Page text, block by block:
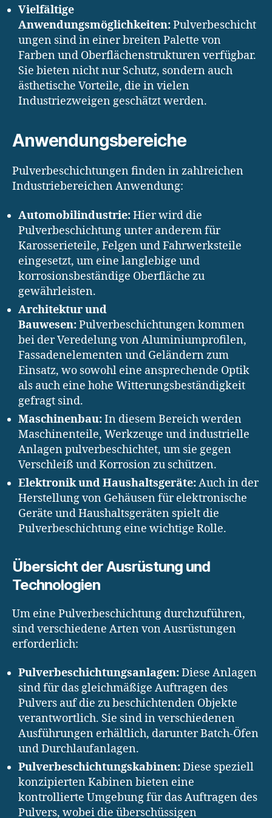
Vielfältige
Anwendungsmöglichkeiten:Pulverbeschicht
ungen sind in einer breiten Palette von
Farben und Oberflächenstrukturen verfügbar.
Sie bieten nicht nur Schutz, sondern auch
ästhetische Vorteile, die in vielen
Industriezweigen geschätzt werden.
Anwendungsbereiche
Pulverbeschichtungen finden in zahlreichen
Industriebereichen Anwendung:
Automobilindustrie:Hier wird die
Pulverbeschichtung unter anderem für
Karosserieteile, Felgen und Fahrwerksteile
eingesetzt, um eine langlebige und
korrosionsbeständige Oberfläche zu
gewährleisten.
Architektur und
Bauwesen:Pulverbeschichtungen kommen
bei der Veredelung von Aluminiumprofilen,
Fassadenelementen und Geländern zum
Einsatz, wo sowohl eine ansprechende Optik
als auch eine hohe Witterungsbeständigkeit
gefragt sind.
Maschinenbau:In diesem Bereich werden
Maschinenteile, Werkzeuge und industrielle
Anlagen pulverbeschichtet, um sie gegen
Verschleiß und Korrosion zu schützen.
Elektronik und Haushaltsgeräte:Auch in der
Herstellung von Gehäusen für elektronische
Geräte und Haushaltsgeräten spielt die
Pulverbeschichtung eine wichtige Rolle.
Übersicht der Ausrüstung und
Technologien
Um eine Pulverbeschichtung durchzuführen,
sind verschiedene Arten von Ausrüstungen
erforderlich:
Pulverbeschichtungsanlagen:Diese Anlagen
sind für das gleichmäßige Auftragen des
Pulvers auf die zu beschichtenden Objekte
verantwortlich. Sie sind in verschiedenen
Ausführungen erhältlich, darunter Batch-Öfen
und Durchlaufanlagen.
Pulverbeschichtungskabinen:Diese speziell
konzipierten Kabinen bieten eine
kontrollierte Umgebung für das Auftragen des
Pulvers, wobei die überschüssigen